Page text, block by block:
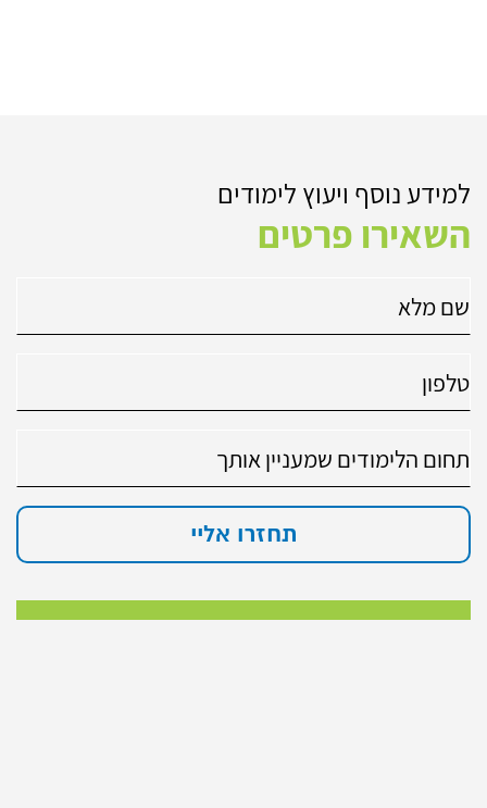
למידע נוסף ויעוץ לימודים
השאירו פרטים